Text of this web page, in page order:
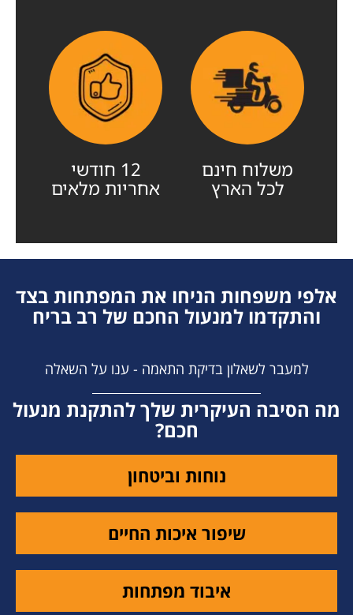
משלוח חינם
לכל הארץ
12 חודשי
אחריות מלאים
אלפי משפחות הניחו את המפתחות בצד
והתקדמו למנעול החכם של רב בריח
למעבר לשאלון בדיקת התאמה - ענו על השאלה
מה הסיבה העיקרית שלך להתקנת מנעול
חכם?
נוחות וביטחון
שיפור איכות החיים
איבוד מפתחות